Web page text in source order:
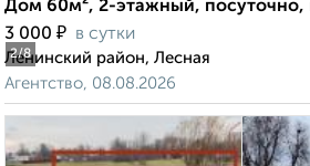
2/8
Дом 60м², 2-этажный, посуточно,
3 000 ₽ в сутки
Ленинский район, Лесная
Агентство, 08.08.2026